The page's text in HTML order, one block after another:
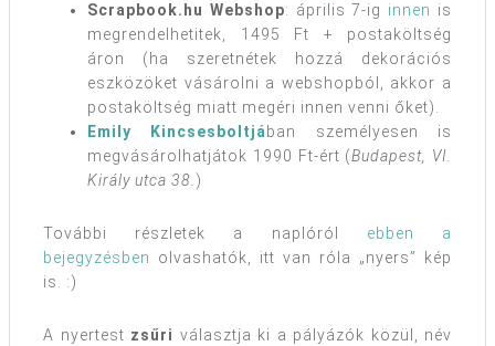
Scrapbook.hu Webshop: április 7-ig innen is
megrendelhetitek, 1495 Ft + postaköltség
áron (ha szeretnétek hozzá dekorációs
eszközöket vásárolni a webshopból, akkor a
postaköltség miatt megéri innen venni őket).
Emily Kincsesboltjában személyesen is
megvásárolhatjátok 1990 Ft-ért (Budapest, VI.
Király utca 38.)
További részletek a naplóról ebben a
bejegyzésben
olvashatók, itt van róla „nyers” kép
is. :)
A nyertest zsűri választja ki a pályázók közül, név